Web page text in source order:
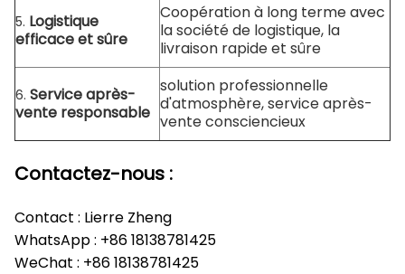
5. Logistique
efficace et sûre
Coopération à long terme avec
la société de logistique, la
livraison rapide et sûre
6. Service après-
vente responsable
solution professionnelle
d'atmosphère, service après-
vente consciencieux
Contactez-nous :
Contact : Lierre Zheng
WhatsApp : +86 18138781425
WeChat : +86 18138781425